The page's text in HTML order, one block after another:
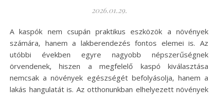
2026.01.29.
A kaspók nem csupán praktikus eszközök a növények
számára, hanem a lakberendezés fontos elemei is. Az
utóbbi években egyre nagyobb népszerűségnek
örvendenek, hiszen a megfelelő kaspó kiválasztása
nemcsak a növények egészségét befolyásolja, hanem a
lakás hangulatát is. Az otthonunkban elhelyezett növények